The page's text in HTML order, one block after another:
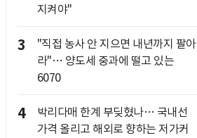
지켜야"
3
"직접 농사 안 지으면 내년까지 팔아
라"… 양도세 중과에 떨고 있는
6070
4
박리다매 한계 부딪혔나… 국내선
가격 올리고 해외로 향하는 저가커